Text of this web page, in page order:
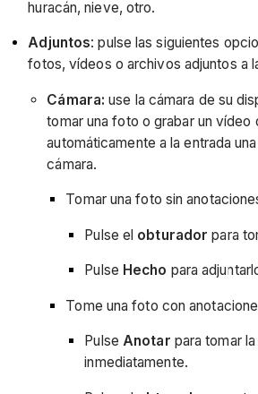
huracán, nieve, otro.
Adjuntos: pulse las siguientes
fotos, vídeos o archivos adjuntos a
Cámara: use la cámara de su
tomar una foto o grabar un vídeo
automáticamente a la entrada
cámara.
Tomar una foto sin
Pulse el obturador para
Pulse Hecho para
Tome una foto con
Pulse Anotar para tomar
inmediatamente.